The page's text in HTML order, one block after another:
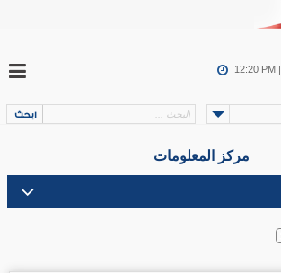
12:20 PM |
مركز المعلومات